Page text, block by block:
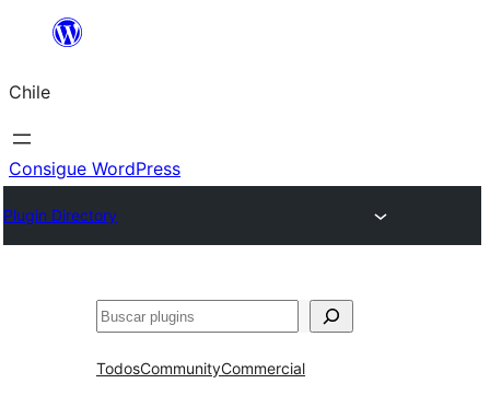
Saltar
contenido
Chile
Consigue WordPress
Plugin Directory
Buscar
TodosCommunityCommercial